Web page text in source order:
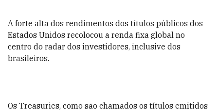
A forte alta dos rendimentos dos títulos públicos dos
Estados Unidos recolocou a renda fixa global no
centro do radar dos investidores, inclusive dos
brasileiros.
Os Treasuries, como são chamados os títulos emitidos